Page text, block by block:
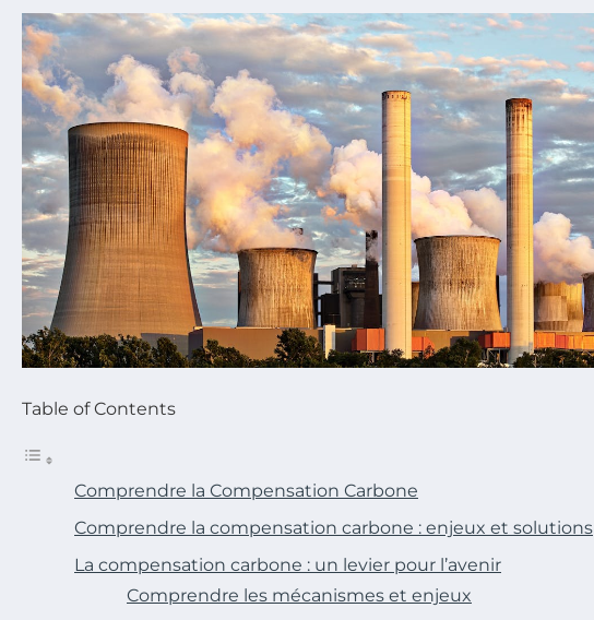
Table of Contents
Comprendre la Compensation Carbone
Comprendre la compensation carbone : enjeux et solutions
La compensation carbone : un levier pour l’avenir
Comprendre les mécanismes et enjeux